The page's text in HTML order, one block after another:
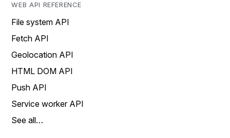
WEB API REFERENCE
File system API
Fetch API
Geolocation API
HTML DOM API
Push API
Service worker API
See all…